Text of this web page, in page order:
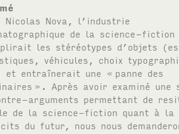
Nicolas Nova, l’industrie
de la science-fiction
les stéréotypes d’objets
véhicules, choix
et entraînerait une « panne des
». Après avoir examiné une
arguments permettant de
de la science-fiction quant à la
du futur, nous nous